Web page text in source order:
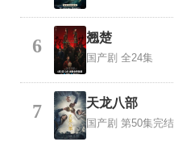
6 翘楚
国产剧 全24集
7 天龙八部
国产剧 第50集完结